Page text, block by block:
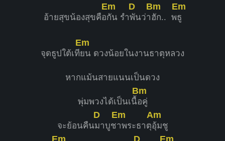
อ้ายสุขน้องสุขคือ
Em
กัน รำ
D
พันว่า
Bm
ฮัก.. พ
Em
ธู
จุดธูปใต้เที
Em
ยน ดวงน้อยในงานธาตุหลวง
หากแม้นสายแนนเป็นดวง
พุ่มพวงได้เป็นเนื้
Bm
อคู่
จะย้อนคืน
D
มาบูช
Em
าพระธาตุ
Am
อุ้มชู
Em D Em